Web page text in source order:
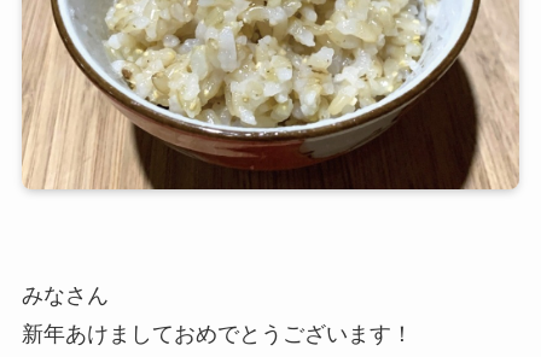
みなさん
新年あけましておめでとうございます！